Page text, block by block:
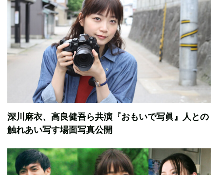
深川麻衣、高良健吾ら共演『おもいで写眞』人との
触れあい写す場面写真公開